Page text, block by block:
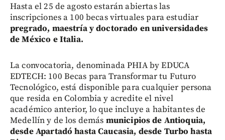
Hasta el 25 de agosto estarán abiertas las
inscripciones a 100 becas virtuales para estudiar
pregrado, maestría y doctorado en universidades
de México e Italia.
La convocatoria, denominada PHIA by EDUCA
EDTECH: 100 Becas para Transformar tu Futuro
Tecnológico, está disponible para cualquier persona
que resida en Colombia y acredite el nivel
académico anterior, lo que incluye a habitantes de
Medellín y de los demás municipios de Antioquia,
desde Apartadó hasta Caucasia, desde Turbo hasta